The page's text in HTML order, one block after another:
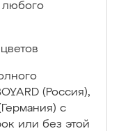
любого
(Россия),
с
или без этой